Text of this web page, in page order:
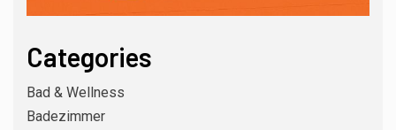
Categories
Bad & Wellness
Badezimmer